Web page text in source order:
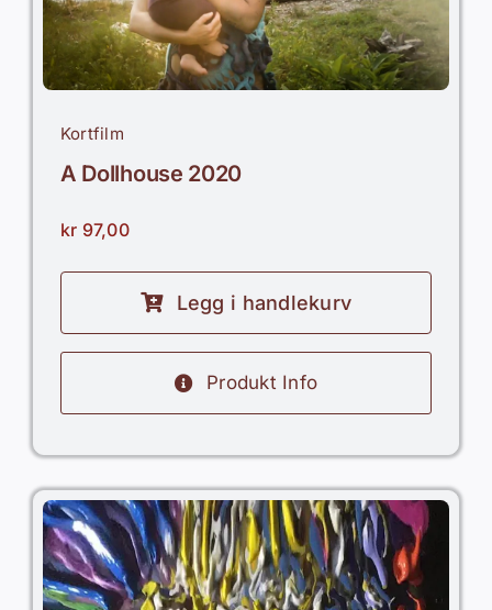
Kortfilm
A Dollhouse 2020
kr 97,00
Legg i handlekurv
Produkt Info